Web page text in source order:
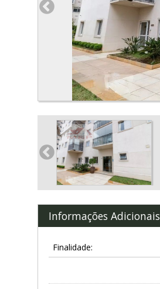
Informações Adicionais
Finalidade: